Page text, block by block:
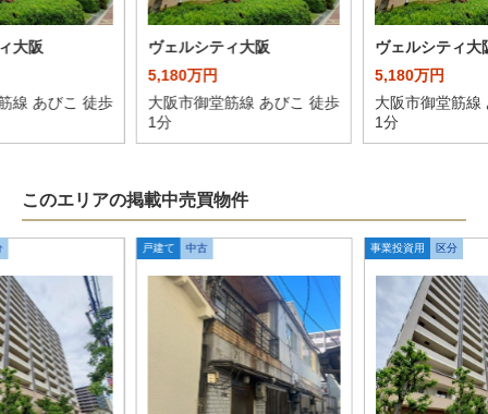
大阪
線 あびこ 徒歩
ヴェルシティ大阪
5,180万円
大阪市御堂筋線 あびこ 徒歩
1分
ヴェルシティ大
5,180万円
大阪市御堂筋線
1分
このエリアの掲載中売買物件
戸建て 中古 事業投資用 区分